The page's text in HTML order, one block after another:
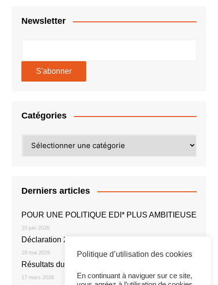
Newsletter
Catégories
Derniers articles
POUR UNE POLITIQUE EDI* PLUS AMBITIEUSE
10 juin 2026
Déclaration 2026
18 mai 2026
Résultats du vote électronique
17 mars 2026
Politique d’utilisation des cookies
En continuant à naviguer sur ce site,